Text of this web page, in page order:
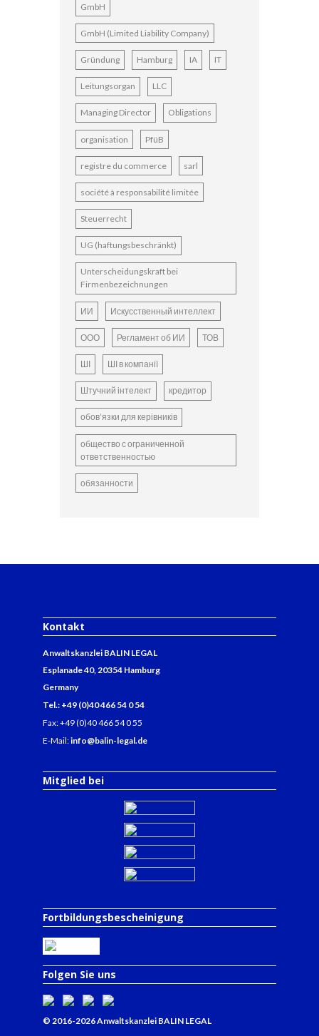
GmbH
GmbH (Limited Liability Company)
Gründung Hamburg IA IT
Leitungsorgan LLC
Managing Director Obligations
organisation PfüB
registre du commerce sarl
société à responsabilité limitée
Steuerrecht
UG (haftungsbeschränkt)
Unterscheidungskraft bei
Firmenbezeichnungen
ИИ Искусственный интеллект
ООО Регламент об ИИ ТОВ
ШІ ШІ в компанії
Штучний інтелект кредитор
обов’язки для керівників
общество с ограниченной
ответственностью
обязанности
Kontakt
Anwaltskanzlei BALIN LEGAL
Esplanade 40, 20354 Hamburg
Germany
Tel.: +49 (0)40 466 54 0 54
Fax: +49 (0)40 466 54 0 55
E-Mail:info@balin-legal.de
Mitglied bei
Fortbildungsbescheinigung
Folgen Sie uns
© 2016-2026 Anwaltskanzlei BALIN LEGAL